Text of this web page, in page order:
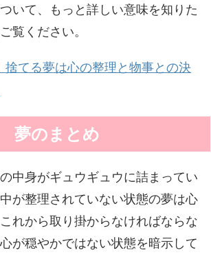
ついて、もっと詳しい意味を知りた
覧ください。
捨てる夢は心の整理と物事との決
夢のまとめ
中身がギュウギュウに詰まってい
が整理されていない状態の夢は心
れから取り掛からなければならな
が穏やかではない状態を暗示して